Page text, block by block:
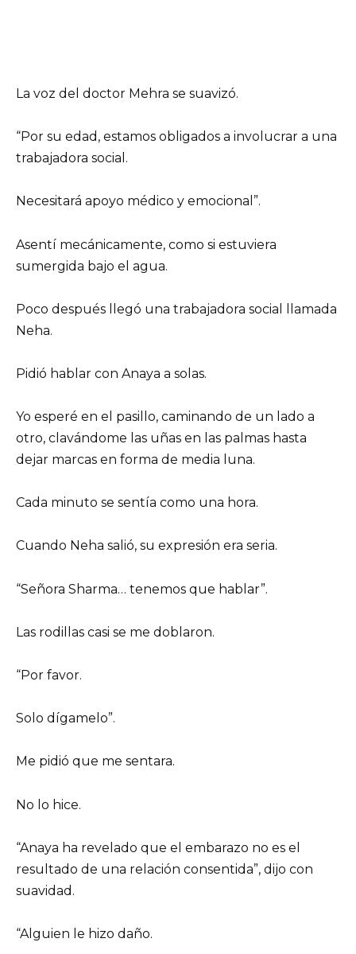
La voz del doctor Mehra se suavizó.
“Por su edad, estamos obligados a involucrar a una
trabajadora social.
Necesitará apoyo médico y emocional”.
Asentí mecánicamente, como si estuviera
sumergida bajo el agua.
Poco después llegó una trabajadora social llamada
Neha.
Pidió hablar con Anaya a solas.
Yo esperé en el pasillo, caminando de un lado a
otro, clavándome las uñas en las palmas hasta
dejar marcas en forma de media luna.
Cada minuto se sentía como una hora.
Cuando Neha salió, su expresión era seria.
“Señora Sharma… tenemos que hablar”.
Las rodillas casi se me doblaron.
“Por favor.
Solo dígamelo”.
Me pidió que me sentara.
No lo hice.
“Anaya ha revelado que el embarazo no es el
resultado de una relación consentida”, dijo con
suavidad.
“Alguien le hizo daño.